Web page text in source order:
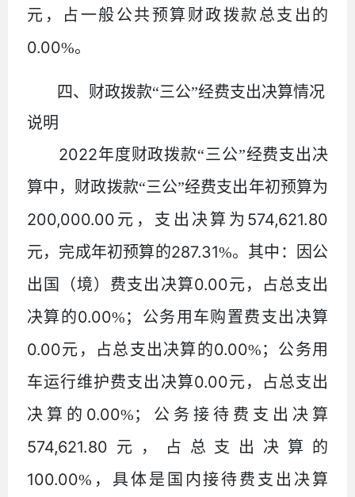
元，占一般公共预算财政拨款总支出的
0.00%。
四、财政拨款“三公”经费支出决算情况
说明
2022年度财政拨款“三公”经费支出决
算中，财政拨款“三公”经费支出年初预算为
200,000.00 元，支出决算为 574,621.80
元，完成年初预算的287.31%。其中：因公
出国（境）费支出决算0.00元，占总支出
决算的0.00%；公务用车购置费支出决算
0.00元，占总支出决算的0.00%；公务用
车运行维护费支出决算0.00元，占总支出
决算的 0.00%；公务接待费支出决算
574,621.80 元，占总支出决算的
100.00% ，具体是国内接待费支出决算